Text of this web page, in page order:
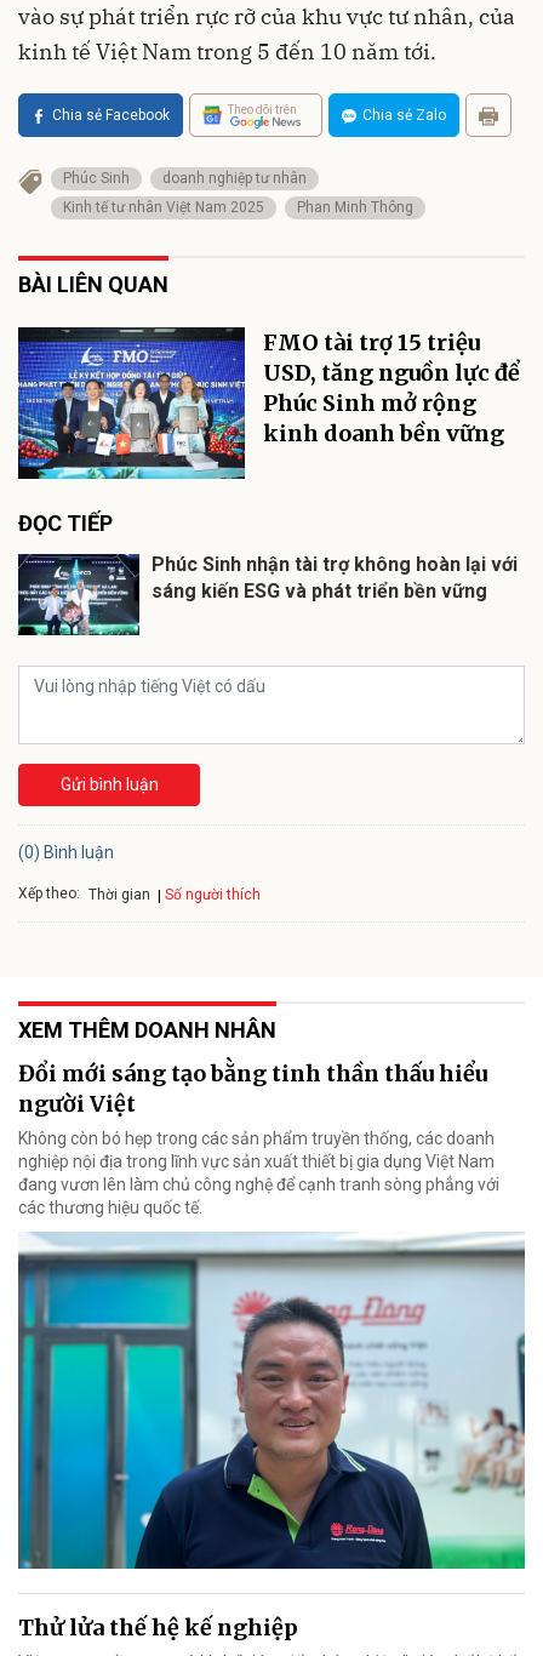
vào sự phát triển rực rỡ của khu vực tư nhân, của
kinh tế Việt Nam trong 5 đến 10 năm tới.
Chia sẻ Facebook Theo dõi trên Chia sẻ Zalo
Phúc Sinh
doanh nghiệp tư nhân
Kinh tế tư nhân Việt Nam 2025
Phan Minh Thông
BÀI LIÊN QUAN
FMO tài trợ 15 triệu
USD, tăng nguồn lực để
Phúc Sinh mở rộng
kinh doanh bền vững
ĐỌC TIẾP
Phúc Sinh nhận tài trợ không hoàn lại với
sáng kiến ESG và phát triển bền vững
Gửi bình luận
(0) Bình luận
Xếp theo: Thời gian Số người thích
XEM THÊM DOANH NHÂN
Đổi mới sáng tạo bằng tinh thần thấu hiểu
người Việt
Không còn bó hẹp trong các sản phẩm truyền thống, các doanh
nghiệp nội địa trong lĩnh vực sản xuất thiết bị gia dụng Việt Nam
đang vươn lên làm chủ công nghệ để cạnh tranh sòng phẳng với
các thương hiệu quốc tế.
Thử lửa thế hệ kế nghiệp